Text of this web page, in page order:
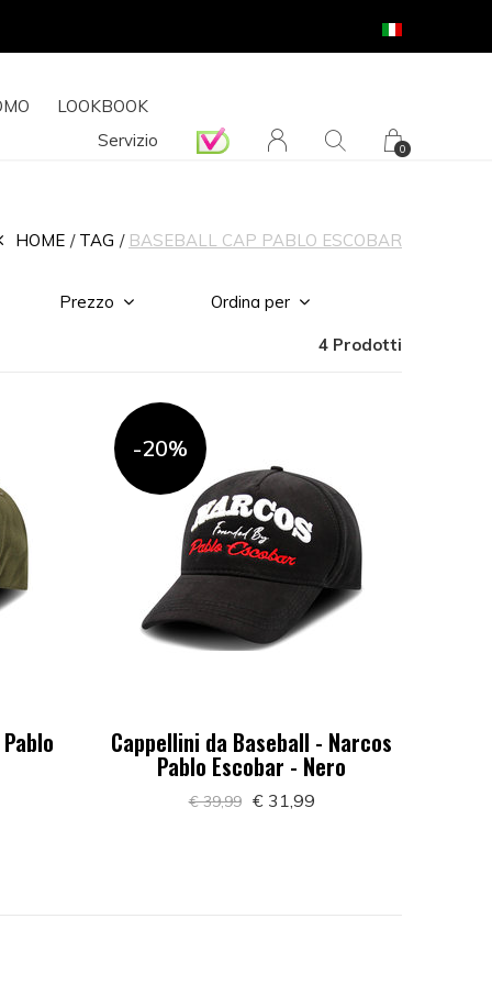
LOOKBOOK
Servizio
0
HOME TAG BASEBALL CAP PABLO ESCOBAR
Prezzo Ordina per
4 Prodotti
-20%
Cappellini da Baseball - Narcos
Pablo Escobar - Nero
€ 39,99 € 31,99